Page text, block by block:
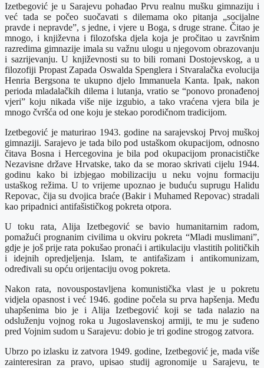
Izetbegović je u Sarajevu pohađao Prvu realnu mušku gimnaziju i
već tada se počeo suočavati s dilemama oko pitanja „socijalne
pravde i nepravde”, s jedne, i vjere u Boga, s druge strane. Čitao je
mnogo, i književna i filozofska djela koja je pročitao u završnim
razredima gimnazije imala su važnu ulogu u njegovom obrazovanju
i sazrijevanju. U književnosti su to bili romani Dostojevskog, a u
filozofiji Propast Zapada Oswalda Spenglera i Stvaralačka evolucija
Henria Bergsona te ukupno djelo Immanuela Kanta. Ipak, nakon
perioda mladalačkih dilema i lutanja, vratio se “ponovo pronađenoj
vjeri” koju nikada više nije izgubio, a tako vraćena vjera bila je
mnogo čvršća od one koju je stekao porodičnom tradicijom.
Izetbegović je maturirao 1943. godine na sarajevskoj Prvoj muškoj
gimnaziji. Sarajevo je tada bilo pod ustaškom okupacijom, odnosno
čitava Bosna i Hercegovina je bila pod okupacijom pronacističke
Nezavisne države Hrvatske, tako da se morao skrivati cijelu 1944.
godinu kako bi izbjegao mobilizaciju u neku vojnu formaciju
ustaškog režima. U to vrijeme upoznao je buduću suprugu Halidu
Repovac, čija su dvojica braće (Bakir i Muhamed Repovac) stradali
kao pripadnici antifašističkog pokreta otpora.
U toku rata, Alija Izetbegović se bavio humanitarnim radom,
pomažući prognanim civilima u okviru pokreta “Mladi muslimani”,
gdje je još prije rata pokušao pronaći i artikulaciju vlastitih političkih
i idejnih opredjeljenja. Islam, te antifašizam i antikomunizam,
određivali su opću orijentaciju ovog pokreta.
Nakon rata, novouspostavljena komunistička vlast je u pokretu
vidjela opasnost i već 1946. godine počela su prva hapšenja. Među
uhapšenima bio je i Alija Izetbegović koji se tada nalazio na
odsluženju vojnog roka u Jugoslavenskoj armiji, te mu je suđeno
pred Vojnim sudom u Sarajevu: dobio je tri godine strogog zatvora.
Ubrzo po izlasku iz zatvora 1949. godine, Izetbegović je, mada više
zainteresiran za pravo, upisao studij agronomije u Sarajevu, te